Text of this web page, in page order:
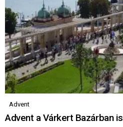
Advent
Advent a Várkert Bazárban is